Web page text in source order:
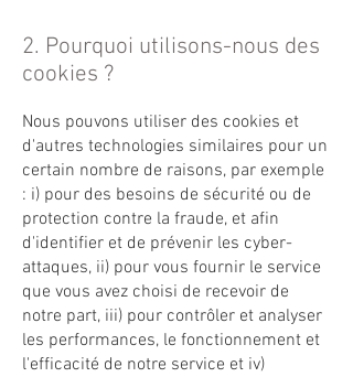
2. Pourquoi utilisons-nous des
cookies ?
Nous pouvons utiliser des cookies et
d'autres technologies similaires pour un
certain nombre de raisons, par exemple
: i) pour des besoins de sécurité ou de
protection contre la fraude, et afin
d'identifier et de prévenir les cyber-
attaques, ii) pour vous fournir le service
que vous avez choisi de recevoir de
notre part, iii) pour contrôler et analyser
les performances, le fonctionnement et
l'efficacité de notre service et iv)